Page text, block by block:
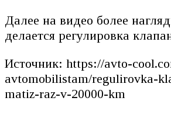
Далее на видео более
делается регулировка
Источник: https://avto-
avtomobilistam/regulirovka-
matiz-raz-v-20000-km